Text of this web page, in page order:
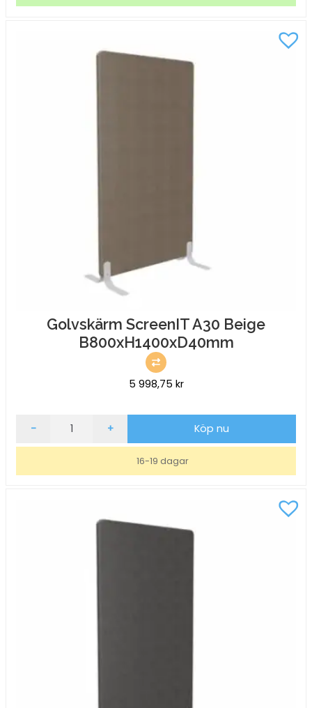
Golvskärm ScreenIT A30 Beige
B800xH1400xD40mm
5 998,75 kr
Golvskärm
- + Köp nu
16-19 dagar